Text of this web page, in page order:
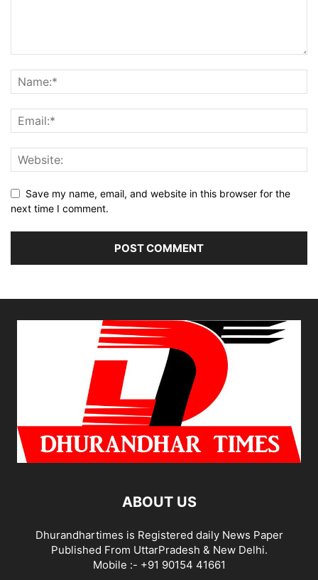
Save my name, email, and website in this browser for the
next time I comment.
ABOUT US
Dhurandhartimes is Registered daily News Paper
Published From UttarPradesh & New Delhi.
Mobile :- +91 90154 41661